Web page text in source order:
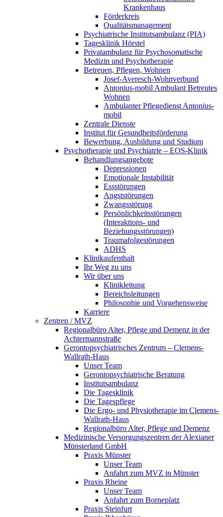
Krankenhaus
Förderkreis
Qualitätsmanagement
Psychiatrische Institutsambulanz (PIA)
Tagesklinik Hörstel
Privatambulanz für Psychosomatische
Medizin und Psychotherapie
Betreuen, Pflegen, Wohnen
Josef-Averesch-Wohnverbund
Antonius-mobil Ambulant Betreutes
Wohnen
Ambulanter Pflegedienst Antonius-
mobil
Zentrale Dienste
Institut für Gesundheitsförderung
Bewerbung, Ausbildung und Studium
Psychotherapie und Psychiatrie – EOS-Klinik
Behandlungsangebote
Depressionen
Emotionale Instabilität
Essstörungen
Angststörungen
Zwangsstörung
Persönlichkeitsstörungen
(Interaktions- und
Beziehungsstörungen)
Traumafolgestörungen
ADHS
Klinikaufenthalt
Ihr Weg zu uns
Wir über uns
Klinikleitung
Bereichsleitungen
Philosophie und Vorgehensweise
Karriere
Zentren / MVZ
Regionalbüro Alter, Pflege und Demenz in der
Achtermannstraße
Gerontopsychiatrisches Zentrum – Clemens-
Wallrath-Haus
Unser Team
Gerontopsychiatrische Beratung
Institutsambulanz
Die Tagesklinik
Die Tagespflege
Die Ergo- und Physiotherapie im Clemens-
Wallrath-Haus
Regionalbüro Alter, Pflege und Demenz
Medizinische Versorgungszentren der Alexianer
Münsterland GmbH
Praxis Münster
Unser Team
Anfahrt zum MVZ in Münster
Praxis Rheine
Unser Team
Anfahrt zum Borneplatz
Praxis Steinfurt